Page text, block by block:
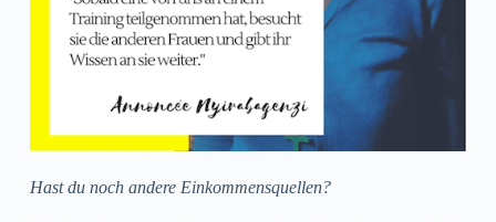
Hast du noch andere Einkommensquellen?